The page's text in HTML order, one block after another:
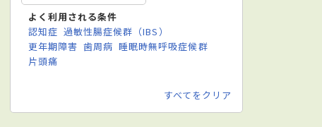
よく利用される条件
認知症 過敏性腸症候群（IBS）
更年期障害 歯周病 睡眠時無呼吸症候群
片頭痛
すべてをクリア